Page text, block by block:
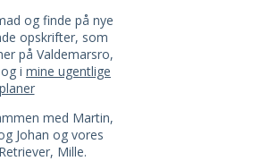
og finde på nye
opskrifter, som
på Valdemarsro,
i mine ugentlige
med Martin,
Johan og vores
Mille.